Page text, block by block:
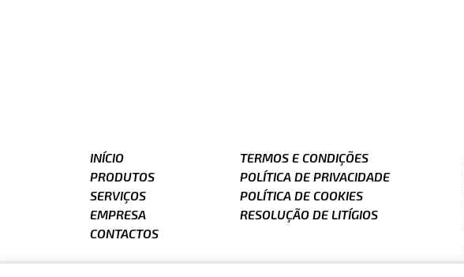
INÍCIO
PRODUTOS
SERVIÇOS
EMPRESA
CONTACTOS
TERMOS E CONDIÇÕES
POLÍTICA DE PRIVACIDADE
POLÍTICA DE COOKIES
RESOLUÇÃO DE LITÍGIOS